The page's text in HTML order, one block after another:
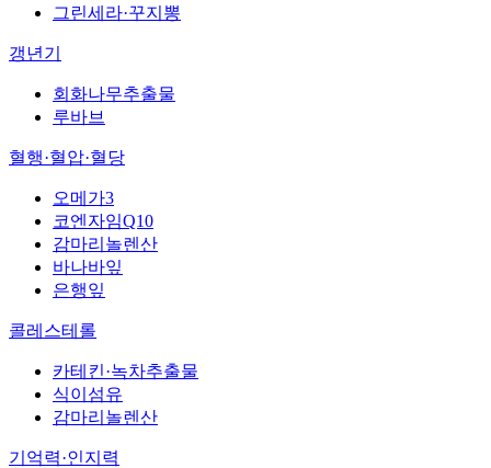
그린세라·꾸지뽕
갱년기
회화나무추출물
루바브
혈행·혈압·혈당
오메가3
코엔자임Q10
감마리놀렌산
바나바잎
은행잎
콜레스테롤
카테킨·녹차추출물
식이섬유
감마리놀렌산
기억력·인지력